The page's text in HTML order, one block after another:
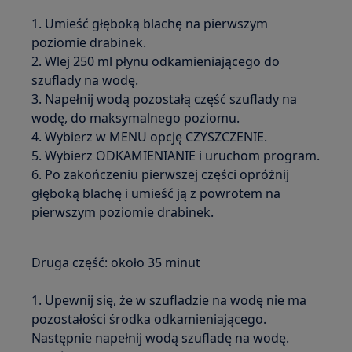
1. Umieść głęboką blachę na pierwszym
poziomie drabinek.
2. Wlej 250 ml płynu odkamieniającego do
szuflady na wodę.
3. Napełnij wodą pozostałą część szuflady na
wodę, do maksymalnego poziomu.
4. Wybierz w MENU opcję CZYSZCZENIE.
5. Wybierz ODKAMIENIANIE i uruchom program.
6. Po zakończeniu pierwszej części opróżnij
głęboką blachę i umieść ją z powrotem na
pierwszym poziomie drabinek.
Druga część: około 35 minut
1. Upewnij się, że w szufladzie na wodę nie ma
pozostałości środka odkamieniającego.
Następnie napełnij wodą szufladę na wodę.